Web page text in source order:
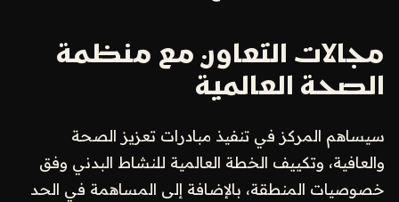
مجالات التعاون مع منظمة
الصحة العالمية
سيساهم المركز في تنفيذ مبادرات تعزيز الصحة
والعافية، وتكييف الخطة العالمية للنشاط البدني وفق
خصوصيات المنطقة، بالإضافة إلى المساهمة في الحد